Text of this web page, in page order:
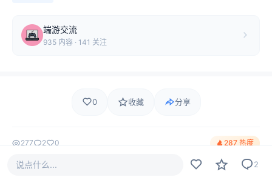
端游交流
935 内容 · 141 关注
0 收藏 分享
277 2 0 287 热度
说点什么... 2